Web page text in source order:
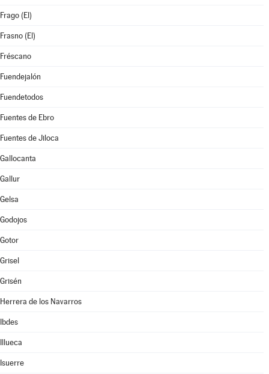
Frago (El)
Frasno (El)
Fréscano
Fuendejalón
Fuendetodos
Fuentes de Ebro
Fuentes de Jiloca
Gallocanta
Gallur
Gelsa
Godojos
Gotor
Grisel
Grisén
Herrera de los Navarros
Ibdes
Illueca
Isuerre